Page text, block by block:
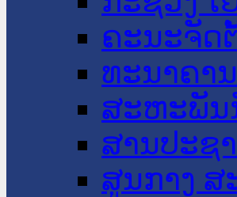
ຄະນະຈັດ
ທະນາຄາ
ສະຫະພັນ
ສານປະຊ
ສູນກາງ